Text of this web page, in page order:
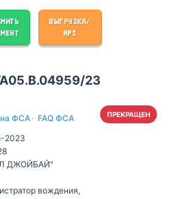
ВЫГРУЗКА/
API
23
ФСА · FAQ ФСА
2023
ДЖОЙБАЙ"
вождения,
ПРЕКРАЩЕН